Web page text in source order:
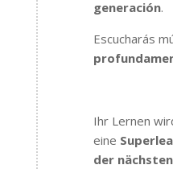
generación.
Escucharás
Ihr Lernen
eine
der